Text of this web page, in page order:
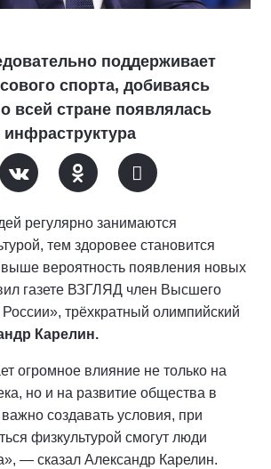
поддерживает
спорта, добиваясь
всей стране появлялась
регулярно занимаются
тем здоровее становится
вероятность появления новых
газете ВЗГЛЯД член Высшего
трёхкратный олимпийский
Карелин.
огромное влияние не только на
но и на развитие общества в
создавать условия, при
физкультурой смогут люди
— сказал Александр Карелин.